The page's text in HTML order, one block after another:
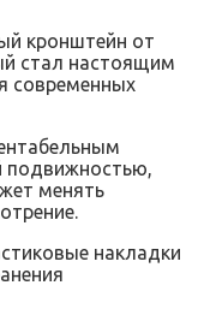
кронштейн от
стал настоящим
современных
подвижностью,
менять
накладки